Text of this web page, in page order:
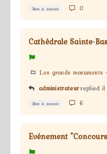
Bon à savoir 0
Cathédrale Sainte-
Les grands monuments
administrateur replied il
Bon à savoir 6
Evénement